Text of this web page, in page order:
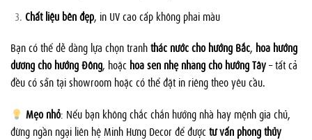
Chất liệu bền đẹp, in UV cao cấp không phai màu
Bạn có thể dễ dàng lựa chọn tranhthác nước cho hướng Bắc, hoa hướng
dương cho hướng Đông, hoặc hoa sen nhẹ nhàng cho hướng Tây– tất cả
đều có sẵn tại showroom hoặc có thể đặt in riêng theo yêu cầu.
Mẹo nhỏ: Nếu bạn không chắc chắn hướng nhà hay mệnh gia chủ,
đừng ngần ngại liên hệ Minh Hưng Decor để đượctư vấn phong thủy